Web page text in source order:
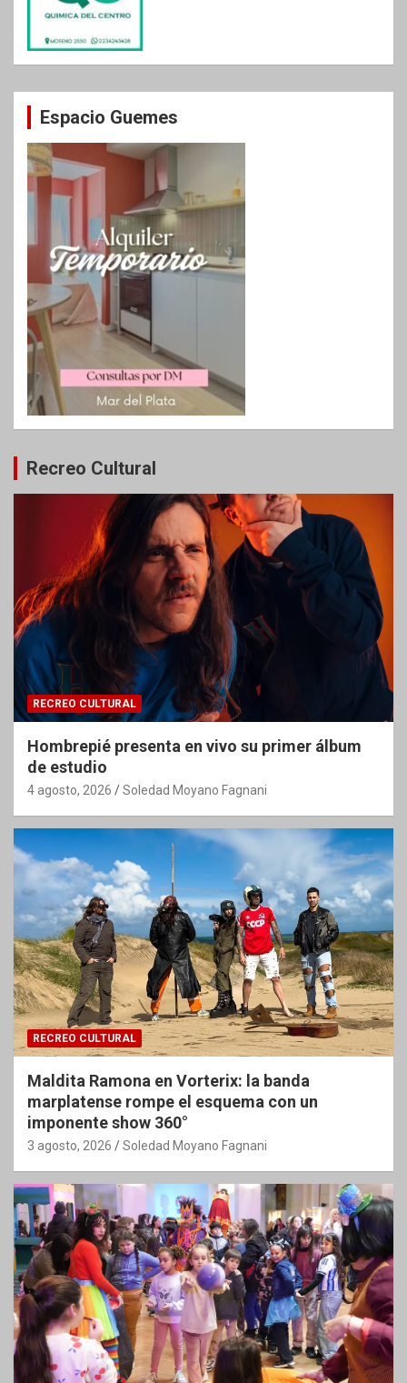
Espacio Guemes
Recreo Cultural
RECREO CULTURAL
Hombrepié presenta en vivo su primer álbum
de estudio
4 agosto, 2026 Soledad Moyano Fagnani
RECREO CULTURAL
Maldita Ramona en Vorterix: la banda
marplatense rompe el esquema con un
imponente show 360°
3 agosto, 2026 Soledad Moyano Fagnani